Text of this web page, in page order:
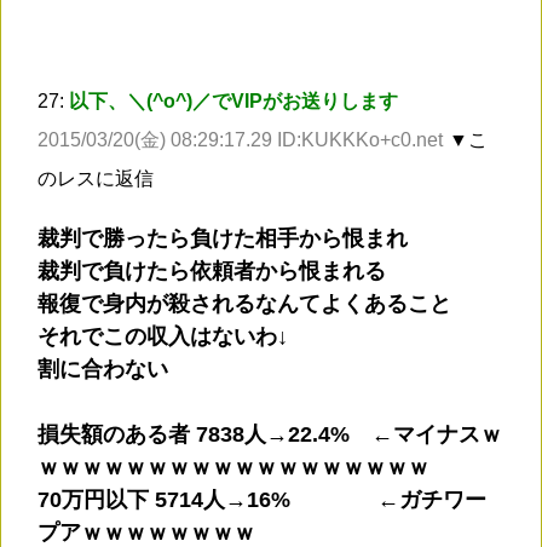
27: 以下、＼(^o^)／でVIPがお送りします
2015/03/20(金) 08:29:17.29 ID:KUKKKo+c0.net ▼こ
のレスに返信
裁判で勝ったら負けた相手から恨まれ
裁判で負けたら依頼者から恨まれる
報復で身内が殺されるなんてよくあること
それでこの収入はないわ↓
割に合わない
損失額のある者 7838人→22.4% ←マイナスｗ
ｗｗｗｗｗｗｗｗｗｗｗｗｗｗｗｗｗｗ
70万円以下 5714人→16% ←ガチワー
プアｗｗｗｗｗｗｗｗ